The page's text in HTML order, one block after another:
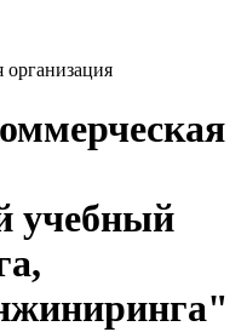
организация
учебный